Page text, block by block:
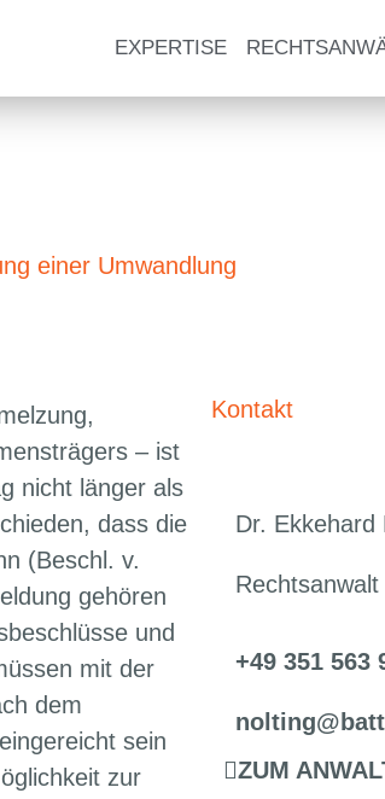
EXPERTISE
einer Umwandlung
– ist
nicht länger als
dass die
(Beschl. v.
gehören
und
mit der
dem
sein
zur
Kontakt
Dr. Ekkehard
Rechtsanwalt
+49 351 563
ZUM